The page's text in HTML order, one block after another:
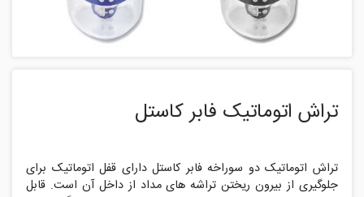
تراش اتوماتیک فابر کاستل
تراش اتوماتیک دو سوراخه فابر کاستل دارای قفل اتوماتیک برای
جلوگیری از بیرون ریختن تراشه های مداد از داخل آن است. قابل